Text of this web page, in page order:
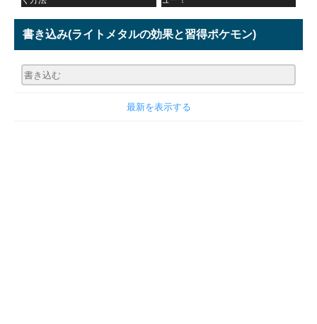
書き込み(ライトメタルの効果と習得ポケモン)
最新を表示する